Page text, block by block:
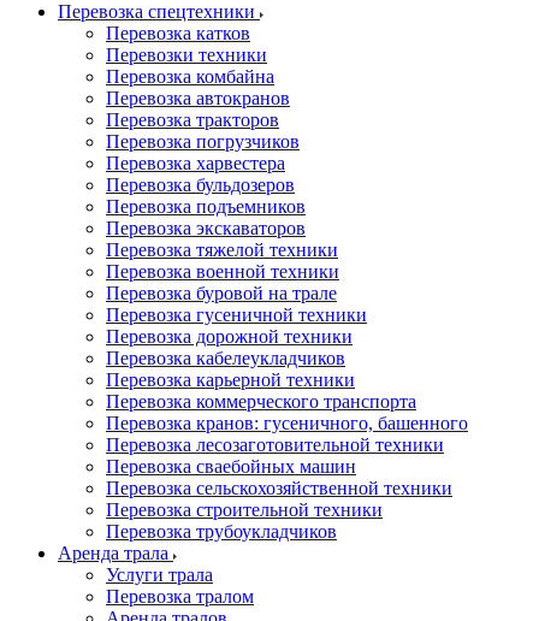
Перевозка спецтехники
Перевозка катков
Перевозки техники
Перевозка комбайна
Перевозка автокранов
Перевозка тракторов
Перевозка погрузчиков
Перевозка харвестера
Перевозка бульдозеров
Перевозка подъемников
Перевозка экскаваторов
Перевозка тяжелой техники
Перевозка военной техники
Перевозка буровой на трале
Перевозка гусеничной техники
Перевозка дорожной техники
Перевозка кабелеукладчиков
Перевозка карьерной техники
Перевозка коммерческого транспорта
Перевозка кранов: гусеничного, башенного
Перевозка лесозаготовительной техники
Перевозка сваебойных машин
Перевозка сельскохозяйственной техники
Перевозка строительной техники
Перевозка трубоукладчиков
Аренда трала
Услуги трала
Перевозка тралом